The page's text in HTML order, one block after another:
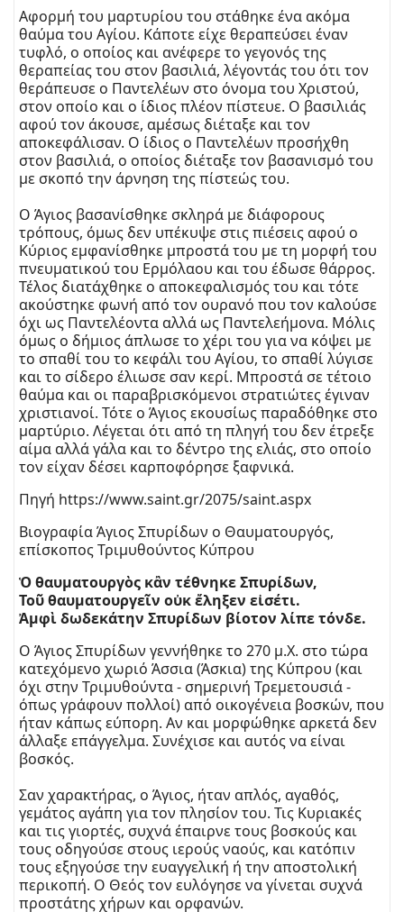
Αφορμή του μαρτυρίου του στάθηκε ένα ακόμα
θαύμα του Αγίου. Κάποτε είχε θεραπεύσει έναν
τυφλό, ο οποίος και ανέφερε το γεγονός της
θεραπείας του στον βασιλιά, λέγοντάς του ότι τον
θεράπευσε ο Παντελέων στο όνομα του Χριστού,
στον οποίο και ο ίδιος πλέον πίστευε. Ο βασιλιάς
αφού τον άκουσε, αμέσως διέταξε και τον
αποκεφάλισαν. Ο ίδιος ο Παντελέων προσήχθη
στον βασιλιά, ο οποίος διέταξε τον βασανισμό του
με σκοπό την άρνηση της πίστεώς του.
Ο Άγιος βασανίσθηκε σκληρά με διάφορους
τρόπους, όμως δεν υπέκυψε στις πιέσεις αφού ο
Κύριος εμφανίσθηκε μπροστά του με τη μορφή του
πνευματικού του Ερμόλαου και του έδωσε θάρρος.
Τέλος διατάχθηκε ο αποκεφαλισμός του και τότε
ακούστηκε φωνή από τον ουρανό που τον καλούσε
όχι ως Παντελέοντα αλλά ως Παντελεήμονα. Μόλις
όμως ο δήμιος άπλωσε το χέρι του για να κόψει με
το σπαθί του το κεφάλι του Αγίου, το σπαθί λύγισε
και το σίδερο έλιωσε σαν κερί. Μπροστά σε τέτοιο
θαύμα και οι παραβρισκόμενοι στρατιώτες έγιναν
χριστιανοί. Τότε ο Άγιος εκουσίως παραδόθηκε στο
μαρτύριο. Λέγεται ότι από τη πληγή του δεν έτρεξε
αίμα αλλά γάλα και το δέντρο της ελιάς, στο οποίο
τον είχαν δέσει καρποφόρησε ξαφνικά.
Πηγή https://www.saint.gr/2075/saint.aspx
Βιογραφία Άγιος Σπυρίδων ο Θαυματουργός,
επίσκοπος Τριμυθούντος Κύπρου
Ὁ θαυματουργὸς κἂν τέθνηκε Σπυρίδων,
Τοῦ θαυματουργεῖν οὐκ ἔληξεν εἰσέτι.
Ἀμφὶ δωδεκάτην Σπυρίδων βίοτον λίπε τόνδε.
Ο Άγιος Σπυρίδων γεννήθηκε το 270 μ.Χ. στο τώρα
κατεχόμενο χωριό Άσσια (Άσκια) της Κύπρου (και
όχι στην Τριμυθούντα - σημερινή Τρεμετουσιά -
όπως γράφουν πολλοί) από οικογένεια βοσκών, που
ήταν κάπως εύπορη. Αν και μορφώθηκε αρκετά δεν
άλλαξε επάγγελμα. Συνέχισε και αυτός να είναι
βοσκός.
Σαν χαρακτήρας, ο Άγιος, ήταν απλός, αγαθός,
γεμάτος αγάπη για τον πλησίον του. Τις Κυριακές
και τις γιορτές, συχνά έπαιρνε τους βοσκούς και
τους οδηγούσε στους ιερούς ναούς, και κατόπιν
τους εξηγούσε την ευαγγελική ή την αποστολική
περικοπή. Ο Θεός τον ευλόγησε να γίνεται συχνά
προστάτης χήρων και ορφανών.